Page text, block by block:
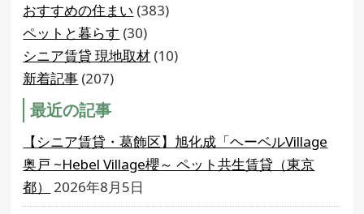
おすすめの住まい (383)
ペットと暮らす (30)
シニア賃貸 現地取材 (10)
新着記事 (207)
最近の記事
【シニア賃貸・葛飾区】旭化成「ヘーベルVillage
奥戸 ~Hebel Village櫻～ ペット共生賃貸（東京
都）
2026年8月5日